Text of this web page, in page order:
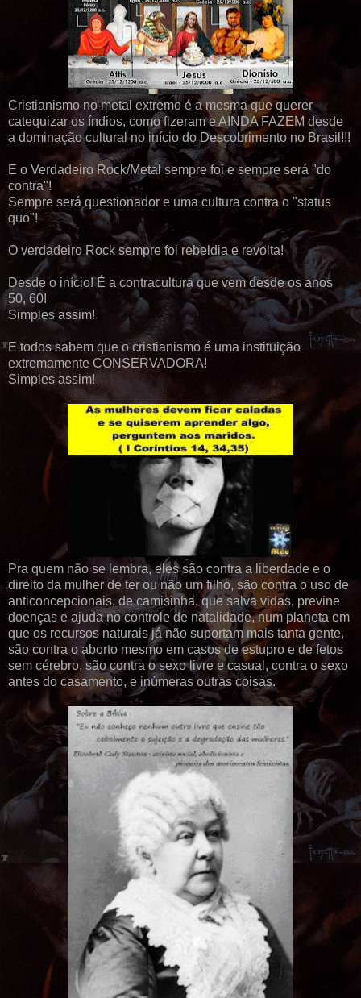
Cristianismo no metal extremo é a mesma que querer
catequizar os índios, como fizeram e AINDA FAZEM desde
a dominação cultural no início do Descobrimento no Brasil!!!
E o Verdadeiro Rock/Metal sempre foi e sempre será "do
contra"!
Sempre será questionador e uma cultura contra o "status
quo"!
O verdadeiro Rock sempre foi rebeldia e revolta!
Desde o início! É a contracultura que vem desde os anos
50, 60!
Simples assim!
E todos sabem que o cristianismo é uma instituição
extremamente CONSERVADORA!
Simples assim!
Pra quem não se lembra, eles são contra a liberdade e o
direito da mulher de ter ou não um filho, são contra o uso de
anticoncepcionais, de camisinha, que salva vidas, previne
doenças e ajuda no controle de natalidade, num planeta em
que os recursos naturais já não suportam mais tanta gente,
são contra o aborto mesmo em casos de estupro e de fetos
sem cérebro, são contra o sexo livre e casual, contra o sexo
antes do casamento, e inúmeras outras coisas.